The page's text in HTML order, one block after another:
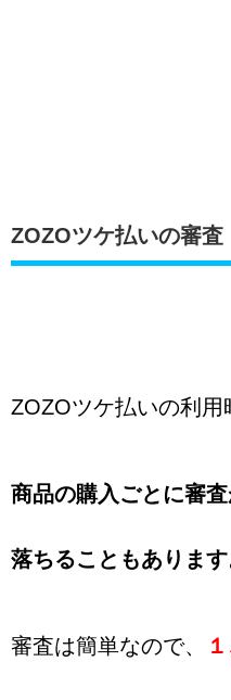
ZOZOツケ払いの審査
ZOZOツケ払いの利用
商品の購入ごとに審
落ちることもあります
審査は簡単なので、